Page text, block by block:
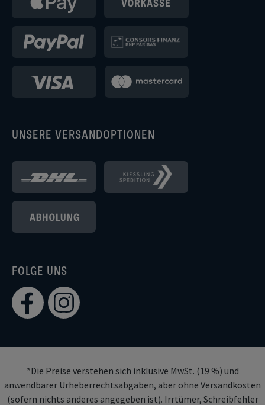
UNSERE VERSANDOPTIONEN
FOLGE UNS
*Die Preise verstehen sich inklusive MwSt. (19 %) und
anwendbarer Urheberrechtsabgaben, aber ohne Versandkosten
(sofern nichts anderes angegeben ist). Irrtümer, Schreibfehler